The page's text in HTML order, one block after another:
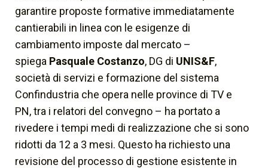
garantire proposte formative immediatamente
cantierabili in linea con le esigenze di
cambiamento imposte dal mercato –
spiega Pasquale Costanzo, DG di UNIS&F,
società di servizi e formazione del sistema
Confindustria che opera nelle province di TV e
PN, tra i relatori del convegno – ha portato a
rivedere i tempi medi di realizzazione che si sono
ridotti da 12 a 3 mesi. Questo ha richiesto una
revisione del processo di gestione esistente in